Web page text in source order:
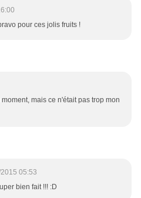
pour ces jolis fruits !
mais ce n'était pas trop mon
05:53
bien fait !!! :D